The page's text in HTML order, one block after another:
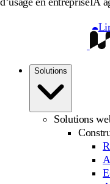
Lire
Solutions
Solutions